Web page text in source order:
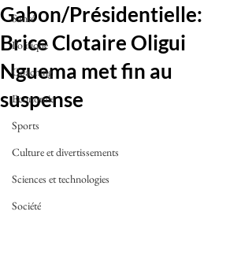
Santé
Politique
Coaching
Economie
Sports
Culture et divertissements
Sciences et technologies
Société
Gabon/Présidentielle:
Brice Clotaire Oligui
Nguema met fin au
suspense